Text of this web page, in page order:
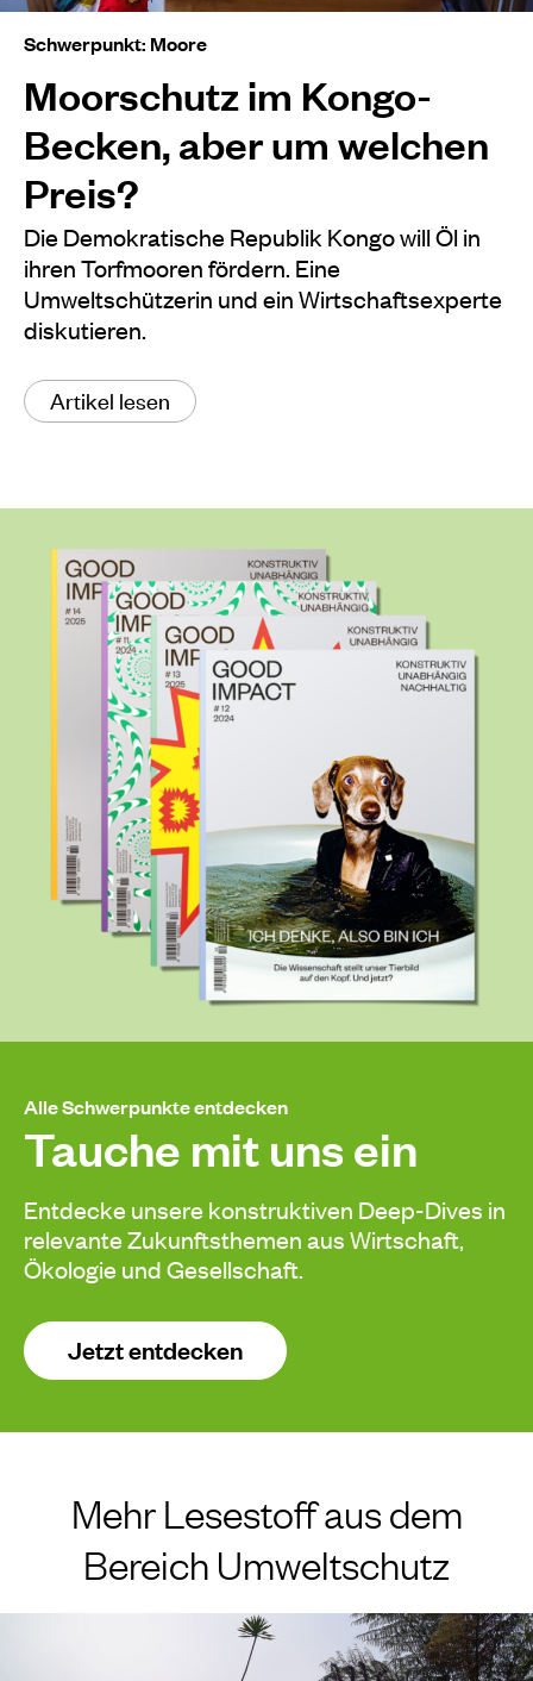
Schwerpunkt: Moore
Moorschutz im Kongo-
Becken, aber um welchen
Preis?
Die Demokratische Republik Kongo will Öl in
ihren Torfmooren fördern. Eine
Umweltschützerin und ein Wirtschaftsexperte
diskutieren.
Artikel lesen
Alle Schwerpunkte entdecken
Tauche mit uns ein
Entdecke unsere konstruktiven Deep-Dives in
relevante Zukunftsthemen aus Wirtschaft,
Ökologie und Gesellschaft.
Jetzt entdecken
Mehr Lesestoff aus dem
Bereich Umweltschutz